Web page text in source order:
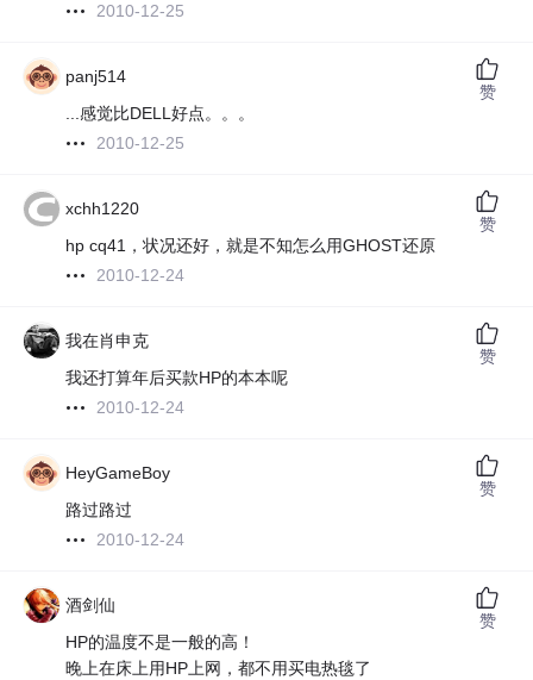
2010-12-25
panj514
...感觉比DELL好点。。。
2010-12-25
赞
xchh1220
hp cq41，状况还好，就是不知怎么用GHOST还原
2010-12-24
赞
我在肖申克
我还打算年后买款HP的本本呢
2010-12-24
赞
HeyGameBoy
路过路过
2010-12-24
赞
酒剑仙
HP的温度不是一般的高！
晚上在床上用HP上网，都不用买电热毯了
赞